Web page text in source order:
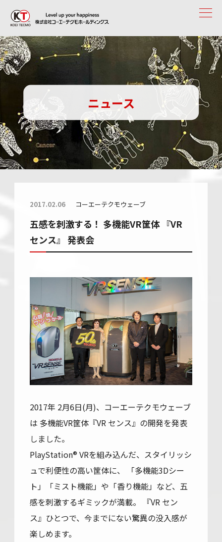
ニュース
2017.02.06 コーエーテクモウェーブ
五感を刺激する！ 多機能VR筐体 『VR
センス』 発表会
2017年 2月6日(月)、コーエーテクモウェーブ
は 多機能VR筐体『VR センス』の開発を発表
しました。
PlayStation® VRを組み込んだ、スタイリッシ
ュで利便性の高い筐体に、 「多機能3Dシー
ト」「ミスト機能」や「香り機能」など、五
感を刺激するギミックが満載。 『VR セン
ス』ひとつで、今までにない驚異の没入感が
楽しめます。